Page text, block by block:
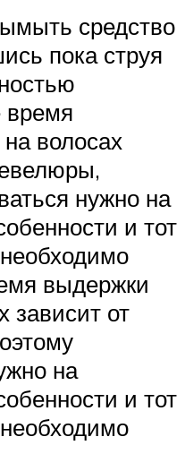
средство
пока струя
время
волосах
нужно на
и тот
выдержки
зависит от
на
и тот